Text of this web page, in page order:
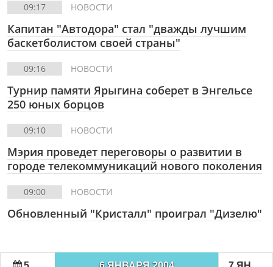
09:17 НОВОСТИ
Капитан "Автодора" стал "дважды лучшим
баскетболистом своей страны"
09:16 НОВОСТИ
Турнир памяти Ярыгина соберет в Энгельсе
250 юных борцов
09:10 НОВОСТИ
Мэрия проведет переговоры о развитии в
городе телекоммуникаций нового поколения
09:00 НОВОСТИ
Обновленный "Кристалл" проиграл "Дизелю"